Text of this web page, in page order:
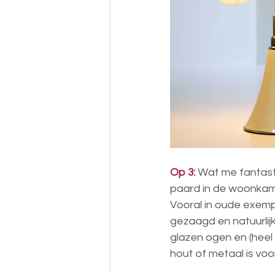
Op 3: Wat me
paard in de
Vooral in oude
gezaagd en
glazen ogen en
hout of metaal is